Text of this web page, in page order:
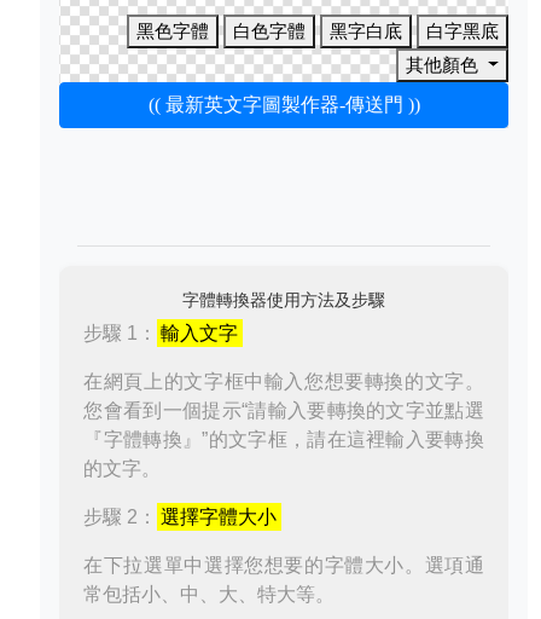
黑色字體 白色字體 黑字白底
白字黑底
其他顏色
(( 最新英文字圖製作器-傳送門 ))
字體轉換器使用方法及步驟
步驟 1： 輸入文字
在網頁上的文字框中輸入您想要轉換的文字。
您會看到一個提示“請輸入要轉換的文字並點選
『字體轉換』”的文字框，請在這裡輸入要轉換
的文字。
步驟 2： 選擇字體大小
在下拉選單中選擇您想要的字體大小。選項通
常包括小、中、大、特大等。